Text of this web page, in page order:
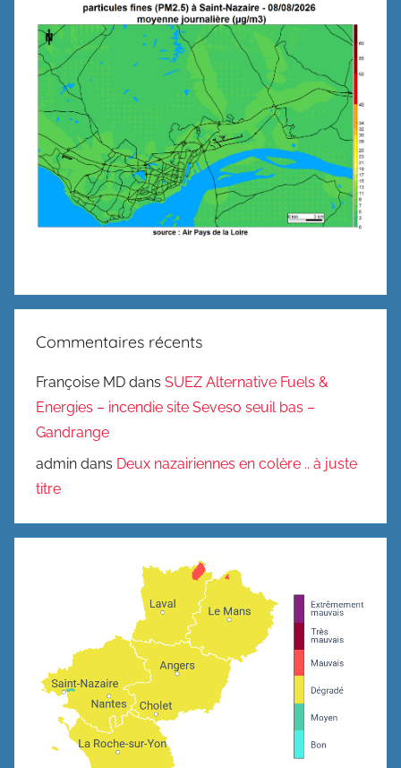
Commentaires récents
Françoise MD dans SUEZ Alternative Fuels &
Energies – incendie site Seveso seuil bas –
Gandrange
admin dans Deux nazairiennes en colère .. à juste
titre